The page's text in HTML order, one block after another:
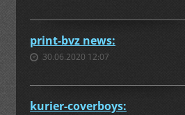
print-bvz news:
30.06.2020 12:07
kurier-coverboys: